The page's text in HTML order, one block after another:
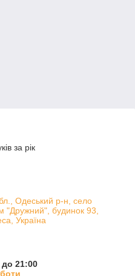
за рік
Одеський р-н, село
"Дружний", будинок 93,
Україна
до 21:00